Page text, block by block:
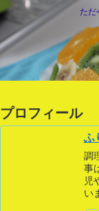
ただ
プロフィール
ふ
調
事
児
い